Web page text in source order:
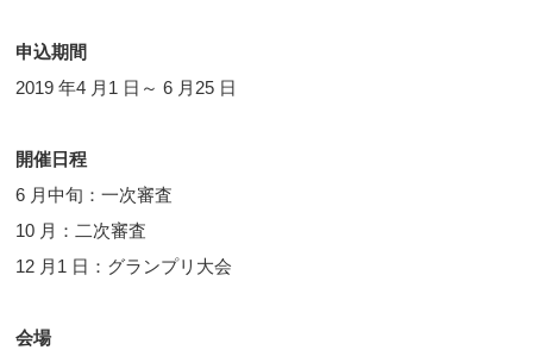
申込期間
2019 年4 月1 日～ 6 月25 日
開催日程
6 月中旬：一次審査
10 月：二次審査
12 月1 日：グランプリ大会
会場